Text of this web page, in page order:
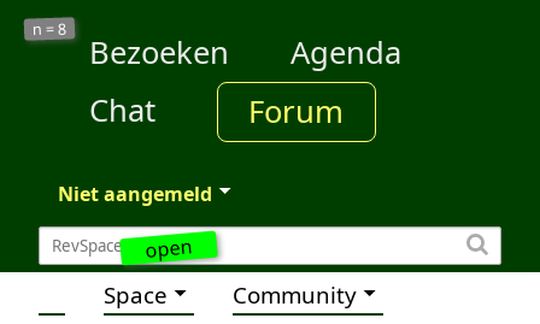
open
n =8
Bezoeken
Agenda
Chat
Forum
Niet aangemeld
Space Community